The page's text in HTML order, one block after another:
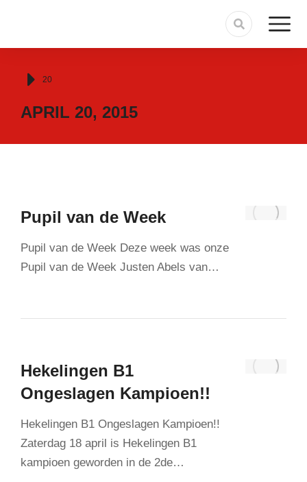
Je bent hier:
20
APRIL 20, 2015
Pupil van de Week
Pupil van de Week Deze week was onze
Pupil van de Week Justen Abels van…
Hekelingen B1
Ongeslagen Kampioen!!
Hekelingen B1 Ongeslagen Kampioen!!
Zaterdag 18 april is Hekelingen B1
kampioen geworden in de 2de…